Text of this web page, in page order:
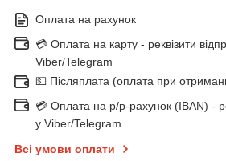
Оплата на рахунок
💳 Оплата на карту - реквізити
Viber/Telegram
💵 Післяплата (оплата при
💳 Оплата на р/р-рахунок (IBAN) -
у Viber/Telegram
Всі умови оплати